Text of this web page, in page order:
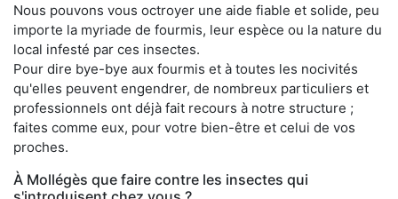
Nous pouvons vous octroyer une aide fiable et solide, peu
importe la myriade de fourmis, leur espèce ou la nature du
local infesté par ces insectes.
Pour dire bye-bye aux fourmis et à toutes les nocivités
qu'elles peuvent engendrer, de nombreux particuliers et
professionnels ont déjà fait recours à notre structure ;
faites comme eux, pour votre bien-être et celui de vos
proches.
À Mollégès que faire contre les insectes qui